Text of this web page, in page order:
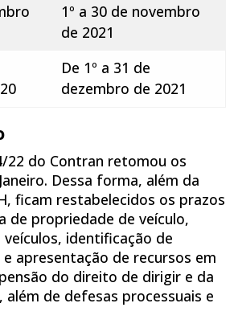
1º a 30 de novembro
de 2021
De 1º a 31 de
dezembro de 2021
22 do Contran retomou os
Dessa forma, além da
ficam restabelecidos os prazos
de propriedade de veículo,
identificação de
apresentação de recursos em
do direito de dirigir e da
além de defesas processuais e